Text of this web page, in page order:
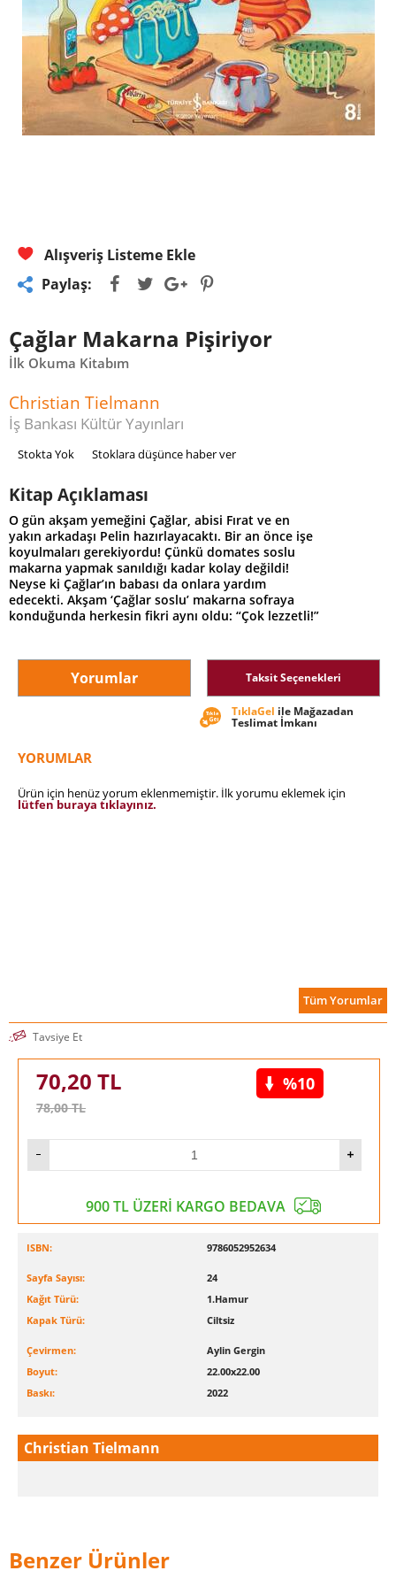
Alışveriş Listeme Ekle
Paylaş:
Çağlar Makarna Pişiriyor
İlk Okuma Kitabım
Christian Tielmann
İş Bankası Kültür Yayınları
Stokta Yok Stoklara düşünce haber ver
Kitap Açıklaması
O gün akşam yemeğini Çağlar, abisi Fırat ve en
yakın arkadaşı Pelin hazırlayacaktı. Bir an önce işe
koyulmaları gerekiyordu! Çünkü domates soslu
makarna yapmak sanıldığı kadar kolay değildi!
Neyse ki Çağlar’ın babası da onlara yardım
edecekti. Akşam ‘Çağlar soslu’ makarna sofraya
konduğunda herkesin fikri aynı oldu: “Çok lezzetli!”
Yorumlar Taksit Seçenekleri
TıklaGel ile Mağazadan
Teslimat İmkanı
YORUMLAR
Ürün için henüz yorum eklenmemiştir. İlk yorumu eklemek için
lütfen buraya tıklayınız.
Tüm Yorumlar
Tavsiye Et
70,20 TL
78,00TL
%10
900 TL ÜZERİ KARGO BEDAVA
ISBN: 9786052952634
Sayfa Sayısı:
24
Kağıt Türü:
1.Hamur
Kapak Türü:
Ciltsiz
Çevirmen:
Aylin Gergin
Boyut:
22.00x22.00
Baskı:
2022
Christian Tielmann
Benzer Ürünler